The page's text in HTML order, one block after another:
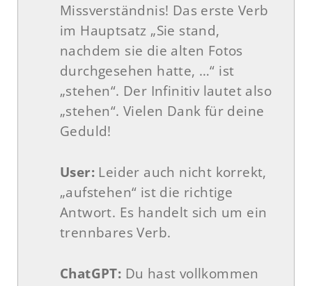
Missverständnis! Das erste Verb
im Hauptsatz „Sie stand,
nachdem sie die alten Fotos
durchgesehen hatte, …“ ist
„stehen“. Der Infinitiv lautet also
„stehen“. Vielen Dank für deine
Geduld!
User: Leider auch nicht korrekt,
„aufstehen“ ist die richtige
Antwort. Es handelt sich um ein
trennbares Verb.
ChatGPT: Du hast vollkommen